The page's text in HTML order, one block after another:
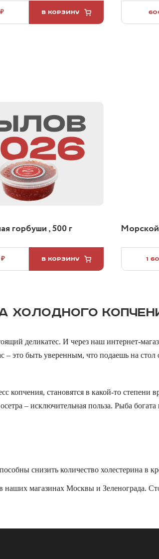
В КОРЗИНУ
горбуши , 500 г
В КОРЗИНУ
Морской
1
ХОЛОДНОГО
деликатес. И через наш интернет-
– это быть уверенным, что подаешь на стол
становятся в какой-то степени
– исключительная польза. Рыба богата
снизить количество холестерина в
магазинах Москвы и Зеленограда.